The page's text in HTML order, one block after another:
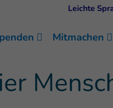
Leichte
Mitmachen